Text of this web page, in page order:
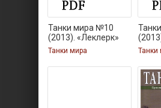
Танки мира №10
(2013). «Леклерк»
Танки мира Танки